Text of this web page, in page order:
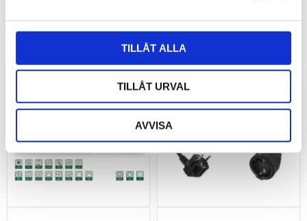
TILLÅT ALLA
TILLÅT URVAL
AVVISA
Relaterade produkter